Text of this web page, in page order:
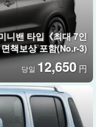
니밴 타입《최대 7인
책보상 포함(No.r-3)
당일 12,650 円